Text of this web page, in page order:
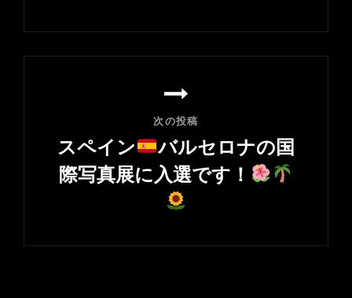
ョ
ン
の
投
次の投稿
スペイン
バルセロナの国
際写真展に入選です！
の